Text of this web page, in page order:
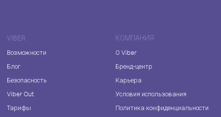
VIBER
Возможности
Блог
Безопасность
Viber Out
Тарифы
КОМПАНИЯ
О Viber
Бренд-центр
Карьера
Условия использования
Политика конфиденциальности